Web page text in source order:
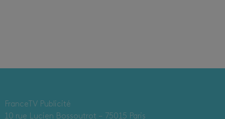
FranceTV Publicité
10 rue Lucien Bossoutrot – 75015 Paris